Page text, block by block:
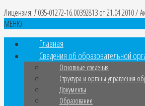
Лицензия: Л035-01272-16.00392813 от 21.04.2010 /
МЕНЮ
Главная
Сведения об образовательной
Основные сведения
Структура и органы управления
Документы
Образование